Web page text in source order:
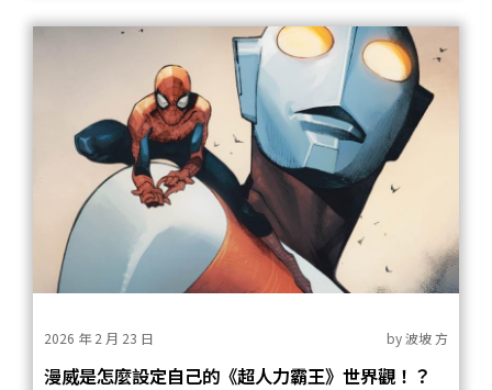
2026 年 2 月 23 日 by波坡 方
漫威是怎麼設定自己的《超人力霸王》世界觀！？